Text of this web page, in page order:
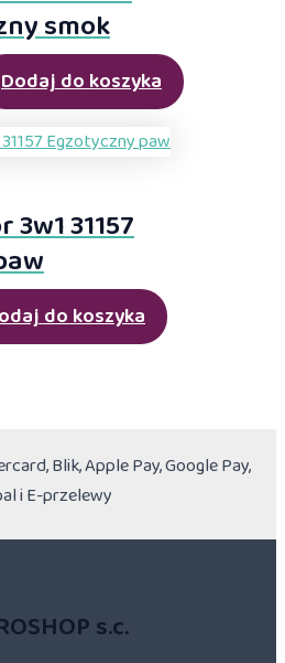
smok
Dodaj do koszyka
3w1 31157
do koszyka
s.c.